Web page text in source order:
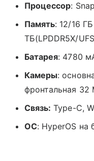
Процессор:
Память: 12/16
ТБ(LPDDR5X/
Батарея: 4780
Камеры:
фронтальная 32
Связь: Type-C,
ОС: HyperOS на